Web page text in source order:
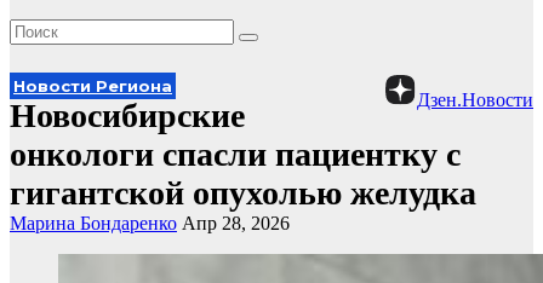
Дзен.Новости
Новости Региона
Новосибирские
онкологи спасли пациентку с
гигантской опухолью желудка
Марина Бондаренко Апр 28, 2026